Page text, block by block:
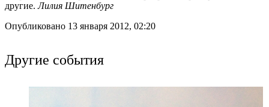
другие.Лилия Шитенбург
Опубликовано 13 января 2012, 02:20
Другие события